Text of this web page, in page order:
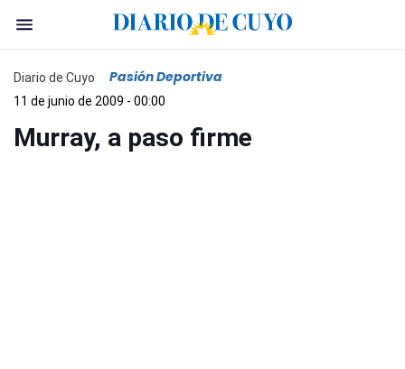
Diario de Cuyo Pasión Deportiva
11 de junio de 2009 - 00:00
Murray, a paso firme